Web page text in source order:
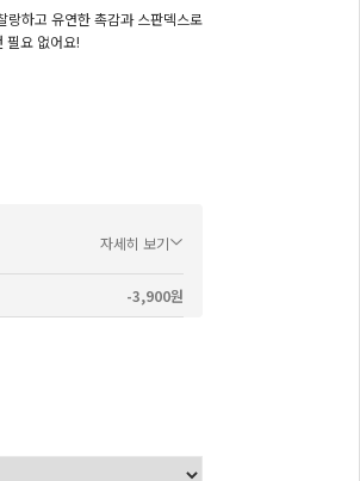
랑하고 유연한 촉감과 스판덱스로
필요 없어요!
자세히 보기
-3,900원